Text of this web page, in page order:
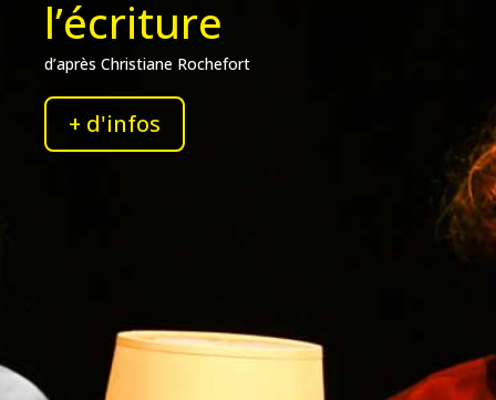
l’écriture
d’après Christiane Rochefort
+ d'infos